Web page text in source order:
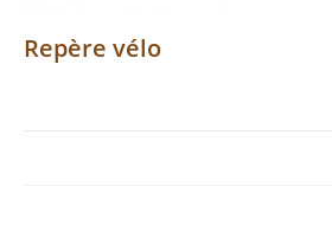
Repère vélo